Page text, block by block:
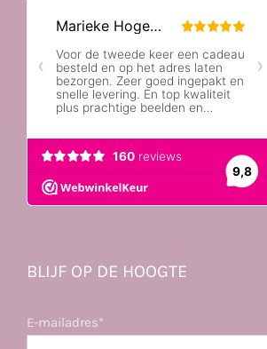
BLIJF OP DE HOOGTE
E-mailadres*